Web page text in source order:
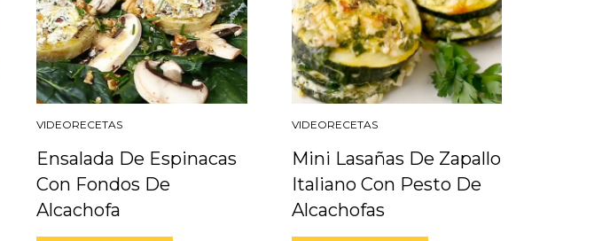
VIDEORECETAS
Ensalada De Espinacas
Con Fondos De
Alcachofa
VIDEORECETAS
Mini Lasañas De Zapallo
Italiano Con Pesto De
Alcachofas